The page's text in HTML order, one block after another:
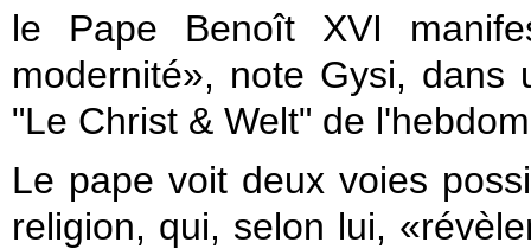
le Pape Benoît XVI
modernité», note Gysi, dans
"Le Christ & Welt" de
Le pape voit deux voies
religion, qui, selon lui,